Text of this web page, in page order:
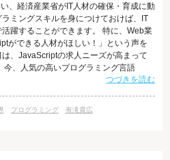
、経済産業省がIT人材の確保・育成に動
ミングスキルを身につけておけば、IT
躍することができます。 特に、Web業
ができる人材がほしい！」という声を
、JavaScriptの求人ニーズが高まって
今、人気の高いプログラミング言語
プログラミング言語ランキング 「The
ご覧いただいたとお
つづきを読む
プログラミング 有滝貴広